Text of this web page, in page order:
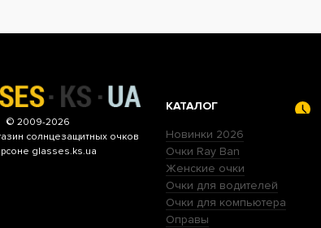
© 2009-2026
солнцезащитных очков
glasses.ks.ua
КАТАЛОГ
Новинки 2026
Очки Ray Ban
Женские очки
Очки для водителей
Очки для компьютера
Оправы